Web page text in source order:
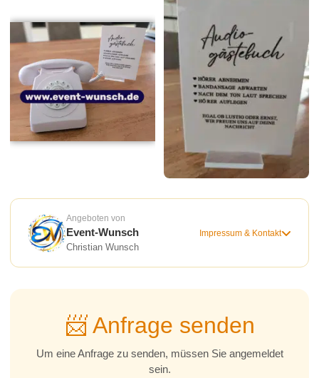
Angeboten von
Event-Wunsch
Christian Wunsch
Impressum & Kontakt
📨 Anfrage senden
Um eine Anfrage zu senden, müssen Sie angemeldet
sein.